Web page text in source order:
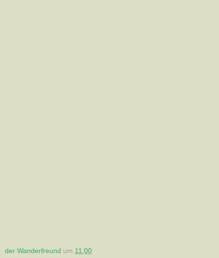
der Wanderfreund um 11:00